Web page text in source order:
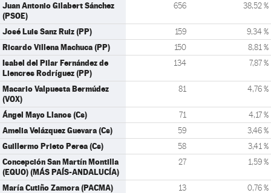
Juan Antonio Gilabert Sánchez
(PSOE)
656 38,52 %
José Luis Sanz Ruiz (PP) 159 9,34 %
Ricardo Villena Machuca (PP) 150 8,81 %
Isabel del Pilar Fernández de
Liencres Rodríguez (PP)
134 7,87 %
Macario Valpuesta Bermúdez
(VOX)
81 4,76 %
Ángel Mayo Llanos (Cs) 71 4,17 %
Amelia Velázquez Guevara (Cs) 59 3,46 %
Guillermo Prieto Perea (Cs) 58 3,41 %
Concepción San Martín Montilla
(EQUO) (MÁS PAÍS-ANDALUCÍA)
27 1,59 %
María Cutiño Zamora (PACMA) 13 0,76 %